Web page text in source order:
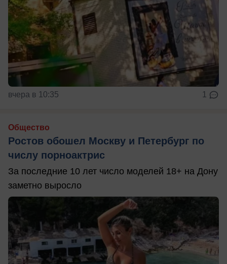
вчера в 10:35 1
Общество
Ростов обошел Москву и Петербург по
числу порноактрис
За последние 10 лет число моделей 18+ на Дону
заметно выросло